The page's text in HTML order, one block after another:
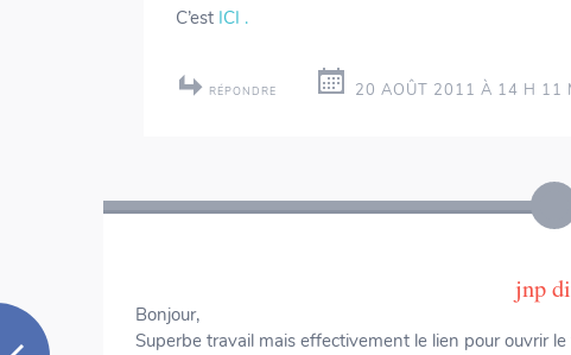
C’est ICI .
RÉPONDRE 20 AOÛT 2011 À 14 H 11
jnp
Bonjour,
Superbe travail mais effectivement le lien pour ouvrir